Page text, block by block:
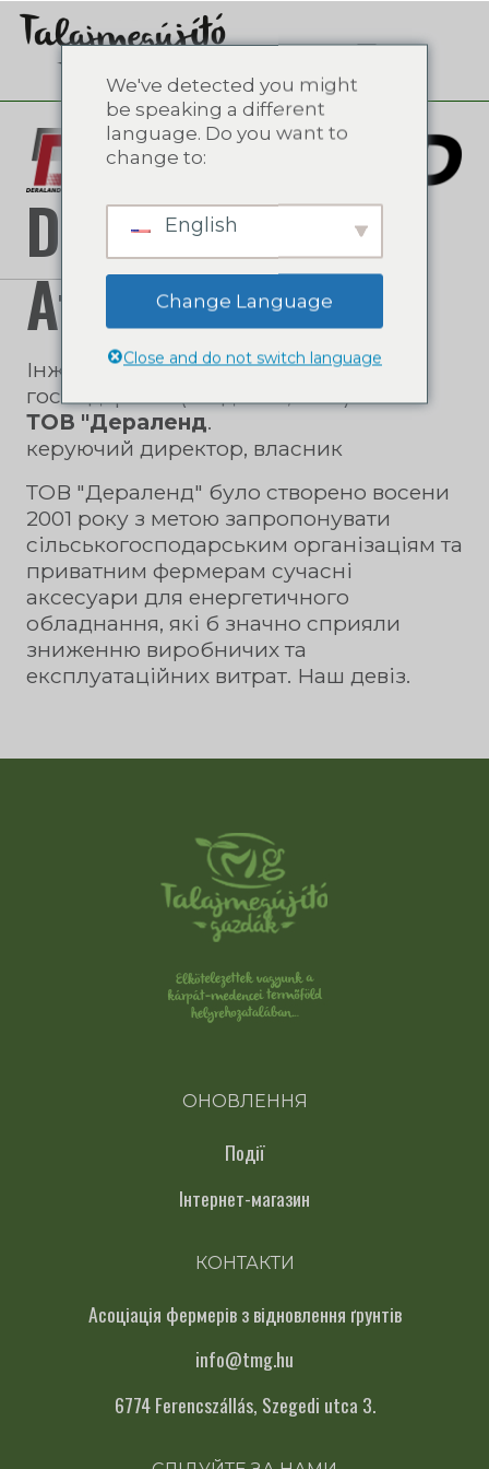
Deraland Ltd -
Attila Dér
Інженер-механік у галузі сільського
господарства (Гьоделло, 1996)
ТОВ "Дераленд.
керуючий директор, власник
ТОВ "Дераленд" було створено восени
2001 року з метою запропонувати
сільськогосподарським організаціям та
приватним фермерам сучасні
аксесуари для енергетичного
обладнання, які б значно сприяли
зниженню виробничих та
експлуатаційних витрат. Наш девіз.
ОНОВЛЕННЯ
Події
Інтернет-магазин
КОНТАКТИ
Асоціація фермерів з відновлення ґрунтів
info@tmg.hu
6774 Ferencszállás, Szegedi utca 3.
We've detected you might
be speaking a different
language. Do you want to
change to:
English
Change Language
Close and do not switch language